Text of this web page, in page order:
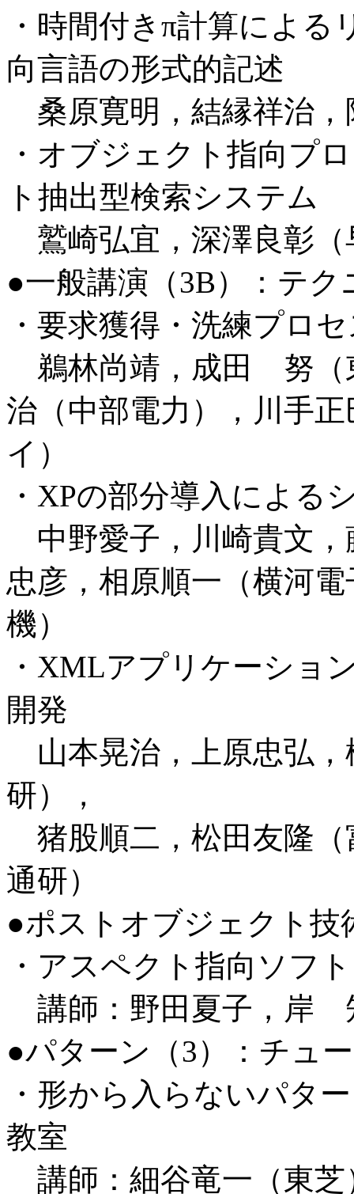
・時間付きπ計算によ
向言語の形式的記述
桑原寛明，結縁祥治，
・オブジェクト指向プ
ト抽出型検索システム
鷲崎弘宜，深澤良彰（
●一般講演（3B）：テ
・要求獲得・洗練プロ
鵜林尚靖，成田 努（
治（中部電力），川手
イ）
・XPの部分導入による
中野愛子，川崎貴文，
忠彦，相原順一（横河
機）
・XMLアプリケーショ
開発
山本晃治，上原忠弘，
研），
猪股順二，松田友隆（
通研）
●ポストオブジェクト技
・アスペクト指向ソフ
講師：野田夏子，岸
●パターン（3）：チュ
・形から入らないパタ
教室
講師：細谷竜一（東